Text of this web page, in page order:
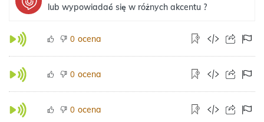
lub wypowiadać się w różnych akcentu ?
0 ocena
0 ocena
0 ocena